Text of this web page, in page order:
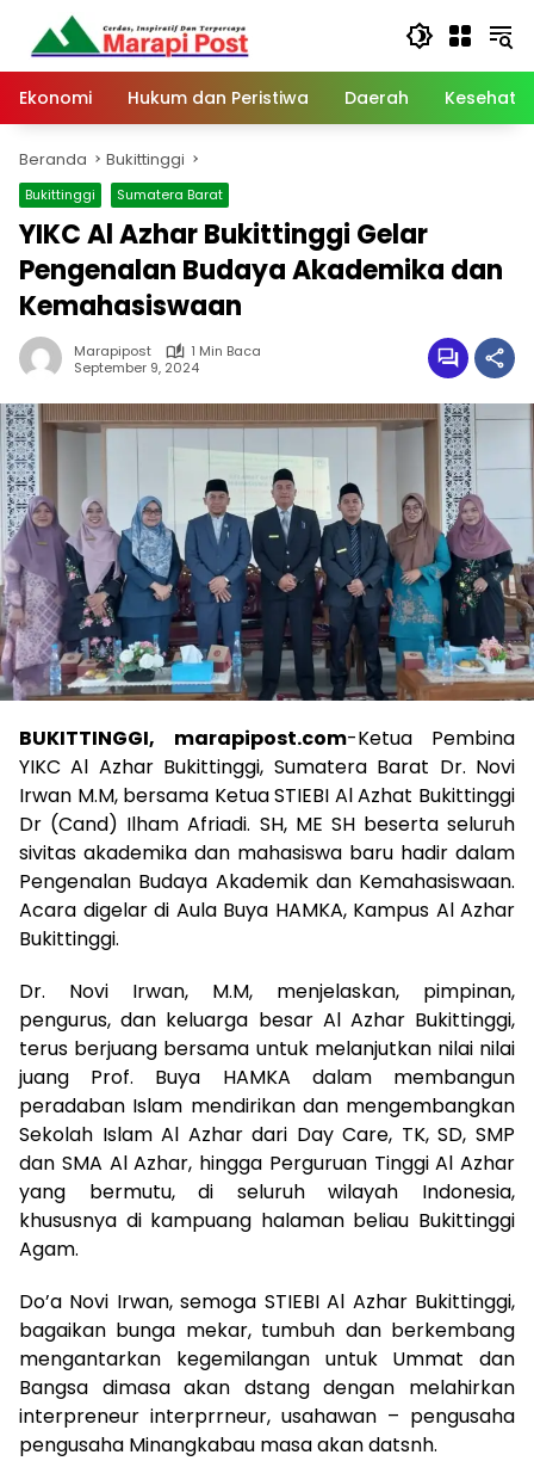
Langsung
konten
Ekonomi
Hukum dan Peristiwa Daerah
Beranda Bukittinggi
Bukittinggi Sumatera Barat
YIKC Al Azhar Bukittinggi Gelar
Pengenalan Budaya Akademika dan
Kemahasiswaan
Marapipost
1 Min Baca
September 9, 2024
BUKITTINGGI, marapipost.com-Ketua Pembina
YIKC Al Azhar Bukittinggi, Sumatera Barat Dr. Novi
Irwan M.M, bersama Ketua STIEBI Al Azhat Bukittinggi
Dr (Cand) Ilham Afriadi. SH, ME SH beserta seluruh
sivitas akademika dan mahasiswa baru hadir dalam
Pengenalan Budaya Akademik dan Kemahasiswaan.
Acara digelar di Aula Buya HAMKA, Kampus Al Azhar
Bukittinggi.
Dr. Novi Irwan, M.M, menjelaskan, pimpinan,
pengurus, dan keluarga besar Al Azhar Bukittinggi,
terus berjuang bersama untuk melanjutkan nilai nilai
juang Prof. Buya HAMKA dalam membangun
peradaban Islam mendirikan dan mengembangkan
Sekolah Islam Al Azhar dari Day Care, TK, SD, SMP
dan SMA Al Azhar, hingga Perguruan Tinggi Al Azhar
yang bermutu, di seluruh wilayah Indonesia,
khususnya di kampuang halaman beliau Bukittinggi
Agam.
Do’a Novi Irwan, semoga STIEBI Al Azhar Bukittinggi,
bagaikan bunga mekar, tumbuh dan berkembang
mengantarkan kegemilangan untuk Ummat dan
Bangsa dimasa akan dstang dengan melahirkan
interpreneur interprrneur, usahawan – pengusaha
pengusaha Minangkabau masa akan datsnh.